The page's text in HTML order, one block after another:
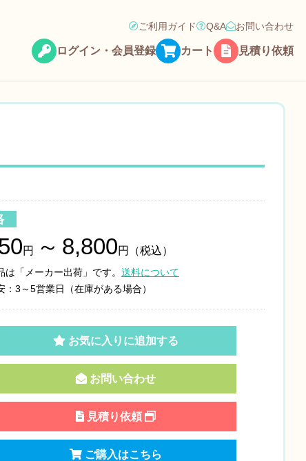
ご利用ガイド Q&A お問い合わせ
ログイン・会員登録 カート 見積り依頼
円 ～ 8,800円（税込）
は「メーカー出荷」です。 送料について
：3～5営業日（在庫がある場合）
お気に入りに追加する
お問い合わせ
見積り依頼
ご購入はこちら